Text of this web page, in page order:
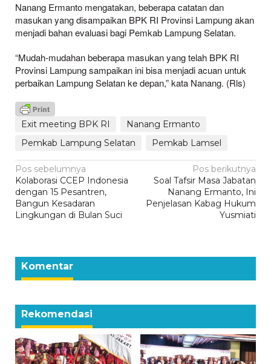
Nanang Ermanto mengatakan, beberapa catatan dan
masukan yang disampaikan BPK RI Provinsi Lampung akan
menjadi bahan evaluasi bagi Pemkab Lampung Selatan.
“Mudah-mudahan beberapa masukan yang telah BPK RI
Provinsi Lampung sampaikan ini bisa menjadi acuan untuk
perbaikan Lampung Selatan ke depan,” kata Nanang. (Rls)
Exit meeting BPK RI
Nanang Ermanto
Pemkab Lampung Selatan
Pemkab Lamsel
Navigasi
pos
Pos sebelumnya
Kolaborasi CCEP Indonesia
dengan 15 Pesantren,
Bangun Kesadaran
Lingkungan di Bulan Suci
Pos berikutnya
Soal Tafsir Masa Jabatan
Nanang Ermanto, Ini
Penjelasan Kabag Hukum
Yusmiati
Komentar
Rekomendasi